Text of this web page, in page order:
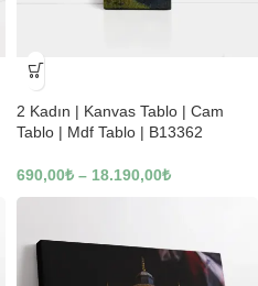
-23%
2 Kadın | Kanvas Tablo | Cam
Tablo | Mdf Tablo | B13362
690,00₺ – 18.190,00₺